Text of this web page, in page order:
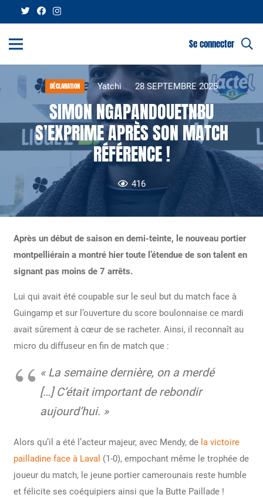
Se connecter
DÉCLARATION Yatchi 28 SEPTEMBRE 2025
SIMON NGAPANDOUETNBU
S’EXPRIME APRÈS SON MATCH
RÉFÉRENCE !
416
Après un début de saison en demi-teinte, le nouveau portier
montpelliérain a montré hier toute l’étendue de son talent en
signant pas moins de 7 arrêts.
Lui qui avait été coupable sur le seul but du match face à
Guingamp et sur l’ouverture du score boulonnaise ce mardi
avait sûrement à cœur de se racheter. Ainsi, il reconnaît au
micro du diffuseur en fin de match que :
« La semaine dernière, on a merdé
[…] C’était important de rebondir
aujourd’hui. »
Alors qu’il a été l’acteur majeur, avec Mendy, de la victoire
pailladine face à Laval (1-0), empochant même le trophée de
joueur du match, le jeune portier camerounais reste humble
et félicite ses coéquipiers ainsi que la Butte Paillade !